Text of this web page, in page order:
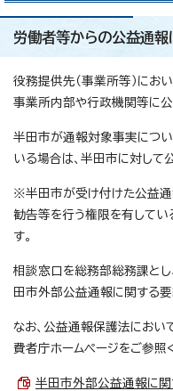
労働者等からの公益通
役務提供先（事業所等）にお
事業所内部や行政機関等に公
半田市が通報対象事実につ
いる場合は、半田市に対して
※半田市が受け付けた公益通
勧告等を行う権限を有してい
す。
相談窓口を総務部総務課とし
田市外部公益通報に関する要
なお、公益通報保護法におい
費者庁ホームページをご参照
半田市外部公益通報に